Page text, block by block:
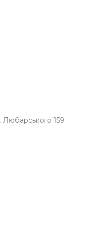
Любарського 159